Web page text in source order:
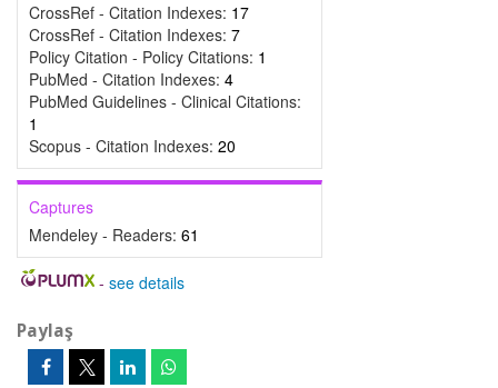
CrossRef - Citation Indexes: 17
CrossRef - Citation Indexes: 7
Policy Citation - Policy Citations: 1
PubMed - Citation Indexes: 4
PubMed Guidelines - Clinical Citations:
1
Scopus - Citation Indexes: 20
Captures
Mendeley - Readers: 61
- see details
Paylaş